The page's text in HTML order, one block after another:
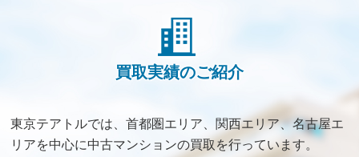
買取実績のご紹介
東京テアトルでは、首都圏エリア、関西エリア、名古屋エ
リアを中心に中古マンションの買取を行っています。